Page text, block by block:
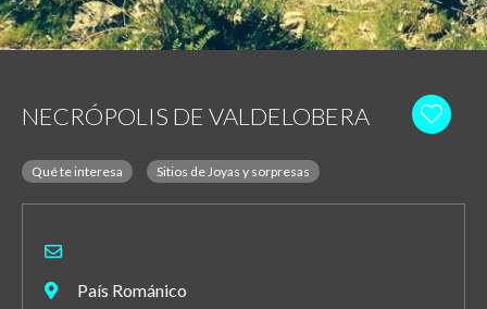
NECRÓPOLIS DE VALDELOBERA
Qué te interesa Sitios de Joyas y sorpresas
País Románico